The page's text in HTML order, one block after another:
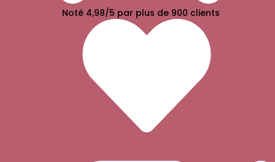
Noté 4,98/5 par plus de 900 clients